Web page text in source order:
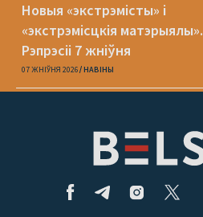
Новыя «экстрэмісты» і
«экстрэмісцкія матэрыялы».
Рэпрэсіі 7 жніўня
07 ЖНІЎНЯ 2026 НАВІНЫ